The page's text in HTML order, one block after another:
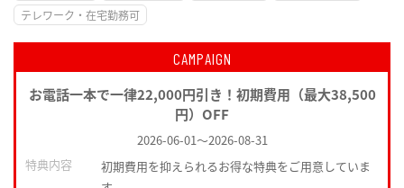
テレワーク・在宅勤務可
CAMPAIGN
お電話一本で一律22,000円引き！初期費用（最大38,500
円）OFF
2026-06-01～2026-08-31
特典内容
初期費用を抑えられるお得な特典をご用意していま